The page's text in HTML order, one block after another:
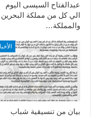
عبدالفتاح السيسى اليوم
الي كل من مملكة البحرين
والمملكة…
بيان من تنسيقية شباب